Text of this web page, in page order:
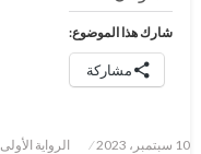
شارك هذا الموضوع:
مشاركة
نُشر
10 سبتمبر، 2023 الرواية الأولى